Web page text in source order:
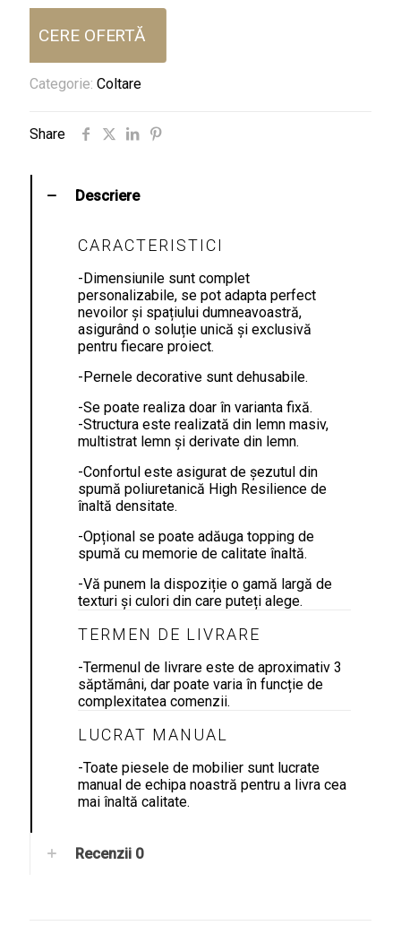
CERE OFERTĂ
Categorie: Coltare
Share
Descriere
CARACTERISTICI
-Dimensiunile sunt complet
personalizabile, se pot adapta perfect
nevoilor și spațiului dumneavoastră,
asigurând o soluție unică și exclusivă
pentru fiecare proiect.
-Pernele decorative sunt dehusabile.
-Se poate realiza doar în varianta fixă.
-Structura este realizată din lemn masiv,
multistrat lemn și derivate din lemn.
-Confortul este asigurat de șezutul din
spumă poliuretanică High Resilience de
înaltă densitate.
-Opțional se poate adăuga topping de
spumă cu memorie de calitate înaltă.
-Vă punem la dispoziție o gamă largă de
texturi și culori din care puteți alege.
TERMEN DE LIVRARE
-Termenul de livrare este de aproximativ 3
săptămâni, dar poate varia în funcție de
complexitatea comenzii.
LUCRAT MANUAL
-Toate piesele de mobilier sunt lucrate
manual de echipa noastră pentru a livra cea
mai înaltă calitate.
Recenzii 0